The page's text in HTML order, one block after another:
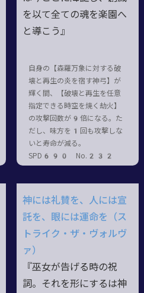
を以て全ての魂を楽園へ
と導こう』
自身の【森羅万象に対する破
壊と再生の炎を宿す神弓】が
輝く間、【破壊と再生を任意
指定できる時空を焼く劫火】
の攻撃回数が9倍になる。た
だし、味方を1回も攻撃しな
いと寿命が減る。
SPD690 No.232
神には礼賛を、人には宣
託を、眼には運命を（ス
トライク・ザ・ヴォルヴ
ァ）
『巫女が告げる時の祝
詞。それを形にするは神